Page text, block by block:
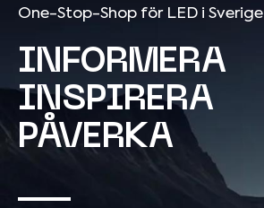
One-Stop-Shop för LED i Sverige
INFORMERA
INSPIRERA
PÅVERKA